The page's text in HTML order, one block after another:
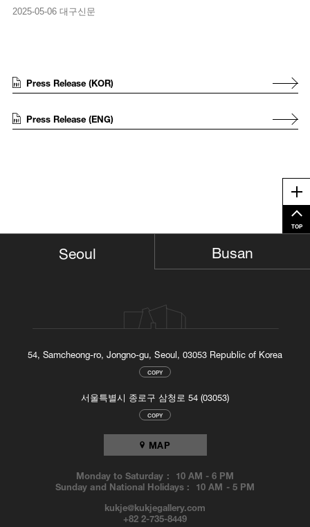
2025-05-06 대구신문
Press Release (KOR)
Press Release (ENG)
TOP
Seoul
54, Samcheong-ro, Jongno-gu, Seoul, 03053 Republic of Korea
COPY
서울특별시 종로구 삼청로 54 (03053)
COPY
MAP
Monday to Saturday : 10 AM -6 PM
Sunday and National Holidays : 10 AM -5 PM
kukje@kukjegallery.com
+82 2-735-8449
Busan